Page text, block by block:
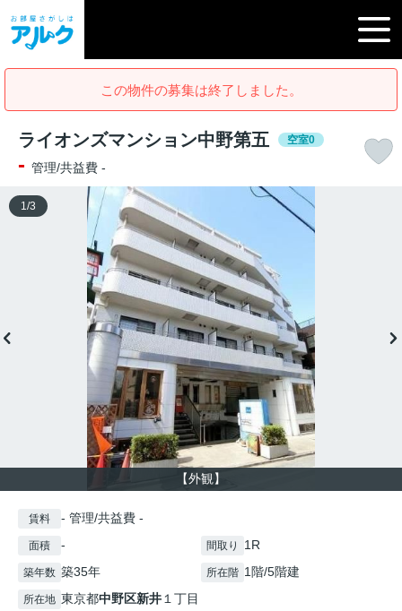
この物件の募集は終了しました。
ライオンズマンション中野第五 空室0
- 管理/共益費 -
【外観】
1 /3
賃料 - 管理/共益費 -
面積 - 間取り 1R
築年数 築35年 所在階 1階/5階建
所在地 東京都中野区新井 １丁目